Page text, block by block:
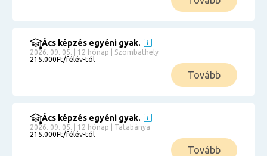
Ács képzés egyéni gyak.
2026. 09. 05. | 12 hónap | Szombathely
215.000Ft/félév-tól
Tovább
Ács képzés egyéni gyak.
2026. 09. 05. | 12 hónap | Tatabánya
215.000Ft/félév-tól
Tovább